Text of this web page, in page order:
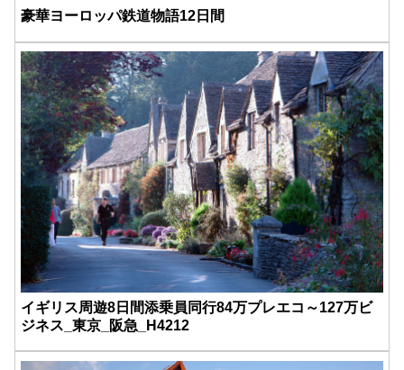
豪華ヨーロッパ鉄道物語12日間
イギリス周遊8日間添乗員同行84万プレエコ～127万ビ
ジネス_東京_阪急_H4212